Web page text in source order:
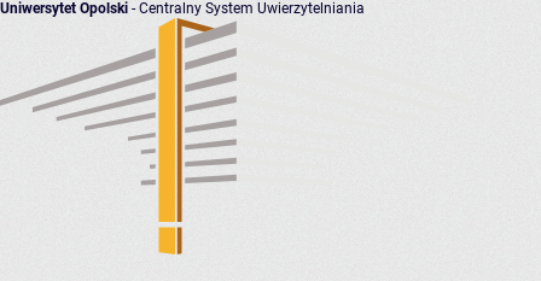
Uniwersytet Opolski - Centralny System Uwierzytelniania